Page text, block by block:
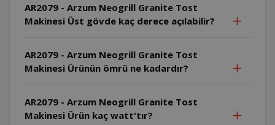
AR2079 - Arzum Neogrill Granite Tost
Makinesi Üst gövde kaç derece açılabilir?
AR2079 - Arzum Neogrill Granite Tost
Makinesi Ürünün ömrü ne kadardır?
AR2079 - Arzum Neogrill Granite Tost
Makinesi Ürün kaç watt'tır?